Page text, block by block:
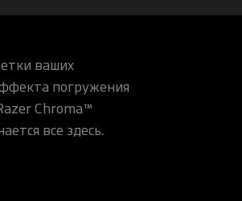
ваших
погружения
Chroma™
все здесь.